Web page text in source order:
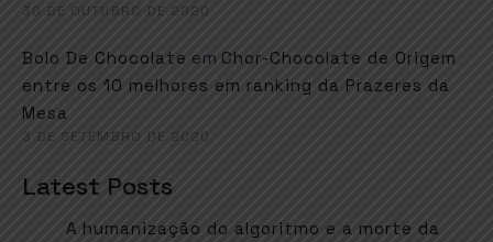
30 DE OUTUBRO DE 2020
Bolo De Chocolate em Chor-Chocolate de Origem
entre os 10 melhores em ranking da Prazeres da
Mesa
3 DE SETEMBRO DE 2020
Latest Posts
A humanização do algoritmo e a morte da